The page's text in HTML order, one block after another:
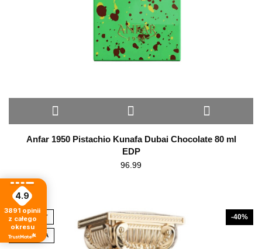
4.9
3891 opinii
z całego
okresu
Anfar 1950 Pistachio Kunafa Dubai Chocolate 80 ml
EDP
96.99
POLECAMY
PROMOCJA
-40%